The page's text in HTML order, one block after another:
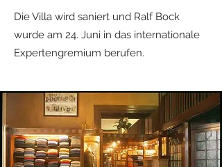
Die Villa wird saniert und Ralf Bock
wurde am 24. Juni in das internationale
Expertengremium berufen.